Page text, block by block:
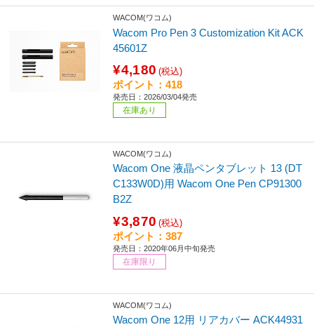
WACOM(ワコム)
Wacom Pro Pen 3 Customization Kit ACK
45601Z
¥4,180 (税込)
ポイント：418
発売日：2026/03/04発売
在庫あり
WACOM(ワコム)
Wacom One 液晶ペンタブレット 13 (DT
C133W0D)用 Wacom One Pen CP91300
B2Z
¥3,870 (税込)
ポイント：387
発売日：2020年06月中旬発売
在庫限り
WACOM(ワコム)
Wacom One 12用 リアカバー ACK44931